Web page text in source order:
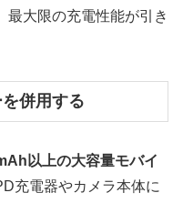
最大限の充電性能が引き
併用する
以上の大容量モバイ
充電器やカメラ本体に